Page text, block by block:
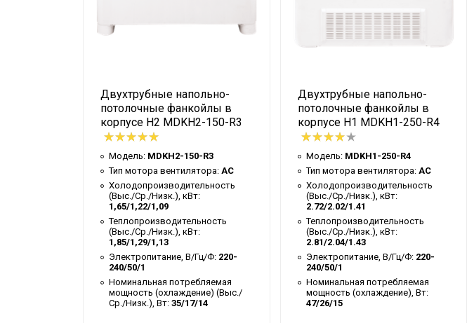
Двухтрубные напольно-
потолочные фанкойлы в
корпусе H2 MDKH2-150-R3
Модель: MDKH2-150-R3
Тип мотора вентилятора: AC
Холодопроизводительность
(Выс./Ср./Низк.), кВт:
1,65/1,22/1,09
Теплопроизводительность
(Выс./Ср./Низк.), кВт:
1,85/1,29/1,13
Электропитание, В/Гц/Ф: 220-
240/50/1
Номинальная потребляемая
мощность (охлаждение) (Выс./
Ср./Низк.), Вт: 35/17/14
Двухтрубные напольно-
потолочные фанкойлы в
корпусе H1 MDKH1-250-R4
Модель: MDKH1-250-R4
Тип мотора вентилятора: AC
Холодопроизводительность
(Выс./Ср./Низк.), кВт:
2.72/2.02/1.41
Теплопроизводительность
(Выс./Ср./Низк.), кВт:
2.81/2.04/1.43
Электропитание, В/Гц/Ф: 220-
240/50/1
Номинальная потребляемая
мощность (охлаждение), Вт:
47/26/15